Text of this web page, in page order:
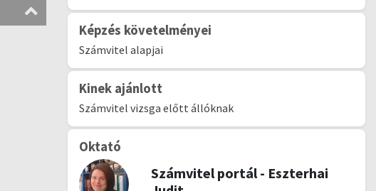
Képzés követelményei
Számvitel alapjai
Kinek ajánlott
Számvitel vizsga előtt állóknak
Oktató
Számvitel portál - Eszterhai